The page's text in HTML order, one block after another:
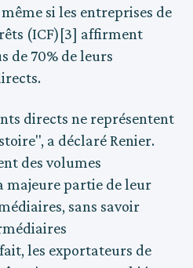
si les entreprises de
(ICF)[3] affirment
de 70% de leurs
directs ne représentent
a déclaré Renier.
des volumes
partie de leur
sans savoir
les exportateurs de